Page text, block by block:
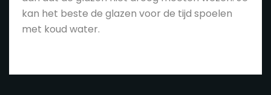
kan het beste de glazen voor de tijd spoelen
met koud water.